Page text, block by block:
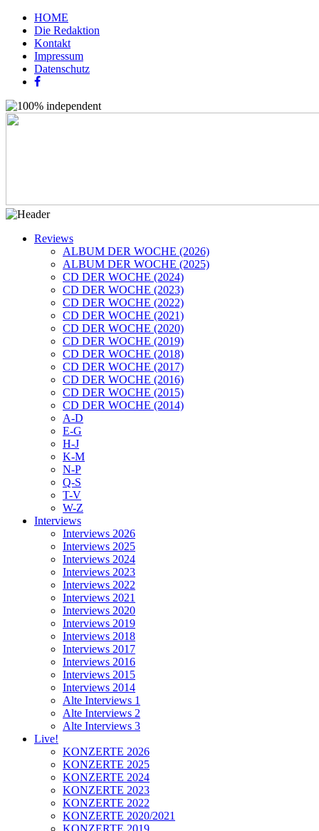
HOME
Die Redaktion
Kontakt
Impressum
Datenschutz
Reviews
ALBUM DER WOCHE (2026)
ALBUM DER WOCHE (2025)
CD DER WOCHE (2024)
CD DER WOCHE (2023)
CD DER WOCHE (2022)
CD DER WOCHE (2021)
CD DER WOCHE (2020)
CD DER WOCHE (2019)
CD DER WOCHE (2018)
CD DER WOCHE (2017)
CD DER WOCHE (2016)
CD DER WOCHE (2015)
CD DER WOCHE (2014)
A-D
E-G
H-J
K-M
N-P
Q-S
T-V
W-Z
Interviews
Interviews 2026
Interviews 2025
Interviews 2024
Interviews 2023
Interviews 2022
Interviews 2021
Interviews 2020
Interviews 2019
Interviews 2018
Interviews 2017
Interviews 2016
Interviews 2015
Interviews 2014
Alte Interviews 1
Alte Interviews 2
Alte Interviews 3
Live!
KONZERTE 2026
KONZERTE 2025
KONZERTE 2024
KONZERTE 2023
KONZERTE 2022
KONZERTE 2020/2021
KONZERTE 2019